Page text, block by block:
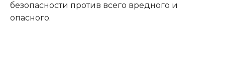
безопасности против всего вредного и
опасного.